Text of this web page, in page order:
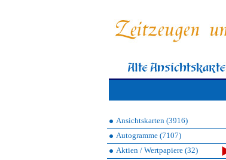
Ansichtskarten (3916)
Autogramme (7107)
Aktien / Wertpapiere (32)